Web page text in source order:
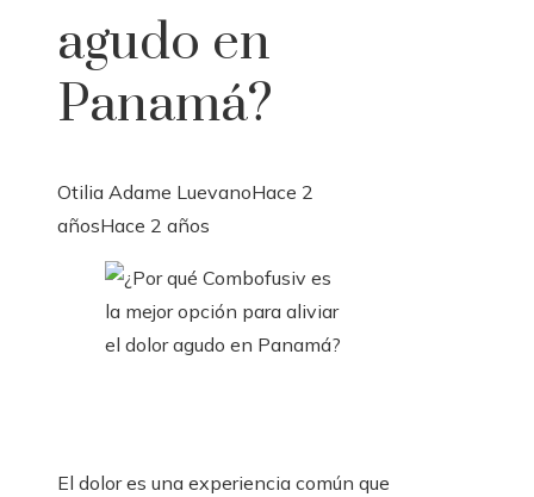
agudo en
Panamá?
Otilia Adame LuevanoHace 2
añosHace 2 años
El dolor es una experiencia común que